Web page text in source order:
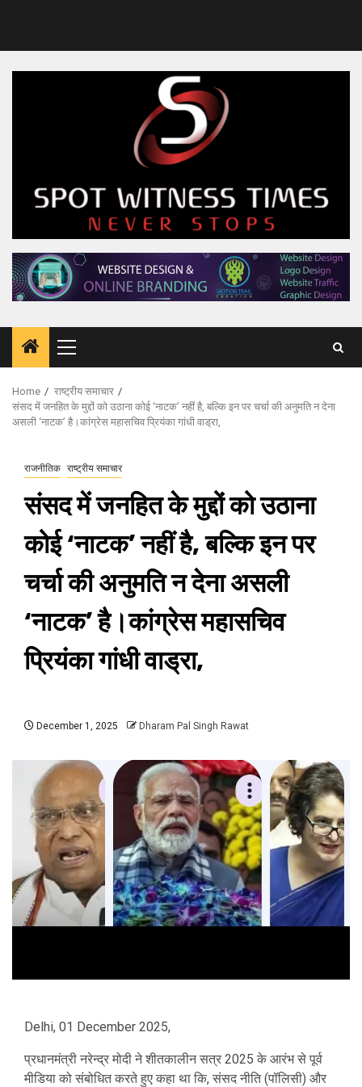
Primary
Menu
Home
राष्ट्रीय समाचार
संसद में जनहित के मुद्दों को उठाना कोई ‘नाटक’ नहीं है, बल्कि इन पर चर्चा की अनुमति न देना
असली ‘नाटक’ है।कांग्रेस महासचिव प्रियंका गांधी वाड्रा,
राजनीतिक राष्ट्रीय समाचार
संसद में जनहित के मुद्दों को उठाना
कोई ‘नाटक’ नहीं है, बल्कि इन पर
चर्चा की अनुमति न देना असली
‘नाटक’ है।कांग्रेस महासचिव
प्रियंका गांधी वाड्रा,
December 1, 2025 Dharam Pal Singh Rawat
Delhi, 01 December 2025,
प्रधानमंत्री नरेन्द्र मोदी ने शीतकालीन सत्र 2025 के आरंभ से पूर्व
मीडिया को संबोधित करते हुए कहा था कि, संसद नीति (पॉलिसी) और